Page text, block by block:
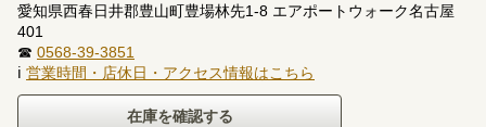
愛知県西春日井郡豊山町豊場林先1-8 エアポートウォーク名古屋
401
☎ 0568-39-3851
ℹ 営業時間・店休日・アクセス情報はこちら